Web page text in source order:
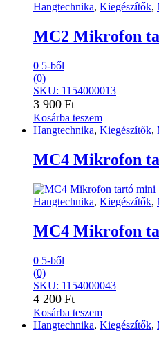
Hangtechnika, Kiegészítők,
MC2 Mikrofon
0 5-ből
(0)
SKU: 1154000013
3 900 Ft
Kosárba teszem
Hangtechnika, Kiegészítők,
MC4 Mikrofon
Hangtechnika, Kiegészítők,
MC4 Mikrofon
0 5-ből
(0)
SKU: 1154000043
4 200 Ft
Kosárba teszem
Hangtechnika, Kiegészítők,